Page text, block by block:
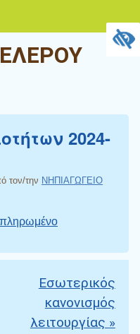
2024-
τον/την ΝΗΠΙΑΓΩΓΕΙΟ
Εσωτερικός
κανονισμός
λειτουργίας »